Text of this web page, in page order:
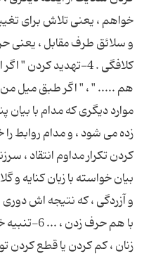
خواهم ، یعنی تلاش برای
و سلائق طرف مقابل ، یعنی
کلافگی . 4-تهدید
هم ..... " ، " اگر طبق میل من
موارد دیگری که مدام با
کردن تکرار مداوم انتقاد ،
بیان خواسته با زبان کنایه
و آزردگی ، که نتیجه اش
با هم حرف
زنان ، کم کردن یا قطع کردن